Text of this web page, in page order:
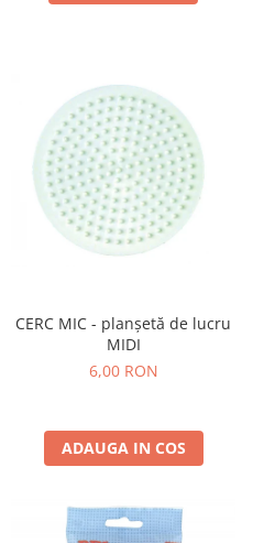
CERC MIC - planșetă de lucru
MIDI
6,00 RON
ADAUGA IN COS